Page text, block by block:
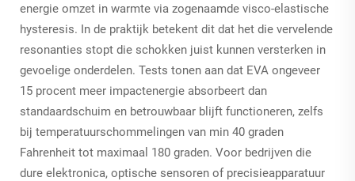
energie omzet in warmte via zogenaamde visco-elastische
hysteresis. In de praktijk betekent dit dat het die vervelende
resonanties stopt die schokken juist kunnen versterken in
gevoelige onderdelen. Tests tonen aan dat EVA ongeveer
15 procent meer impactenergie absorbeert dan
standaardschuim en betrouwbaar blijft functioneren, zelfs
bij temperatuurschommelingen van min 40 graden
Fahrenheit tot maximaal 180 graden. Voor bedrijven die
dure elektronica, optische sensoren of precisieapparatuur